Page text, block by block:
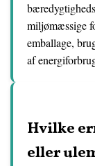
miljømæssige
emballage,
af
Hvilke
eller